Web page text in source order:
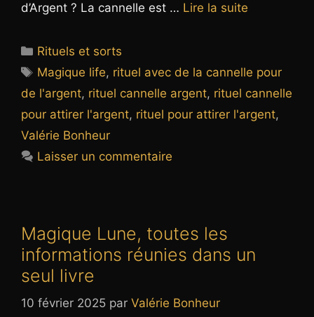
d’Argent ? La cannelle est … Lire la suite
Catégories
Rituels et sorts
Étiquettes
Magique life, rituel avec de la cannelle pour
de l'argent, rituel cannelle argent, rituel cannelle
pour attirer l'argent, rituel pour attirer l'argent,
Valérie Bonheur
Laisser un commentaire
Magique Lune, toutes les
informations réunies dans un
seul livre
10 février 2025 par Valérie Bonheur